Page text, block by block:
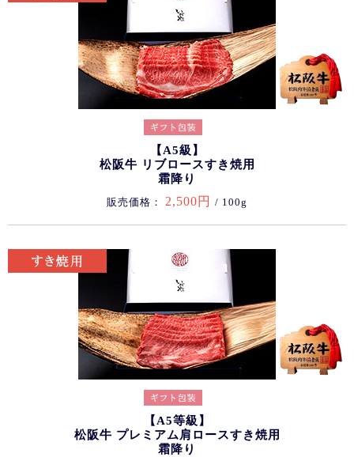
【A5級】
松阪牛 リブロースすき焼用
霜降り
販売価格： 2,500円 / 100g
【A5等級】
松阪牛 プレミアム肩ロースすき焼用
霜降り